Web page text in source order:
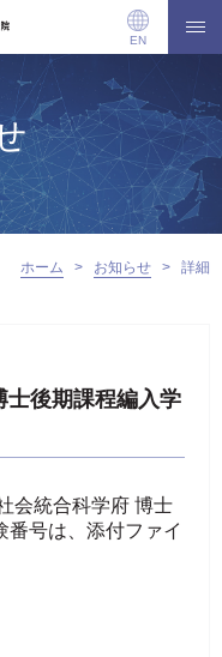
EN
ホーム > お知らせ > 詳細
士後期課程編入学
会統合科学府 博士
番号は、添付ファイ